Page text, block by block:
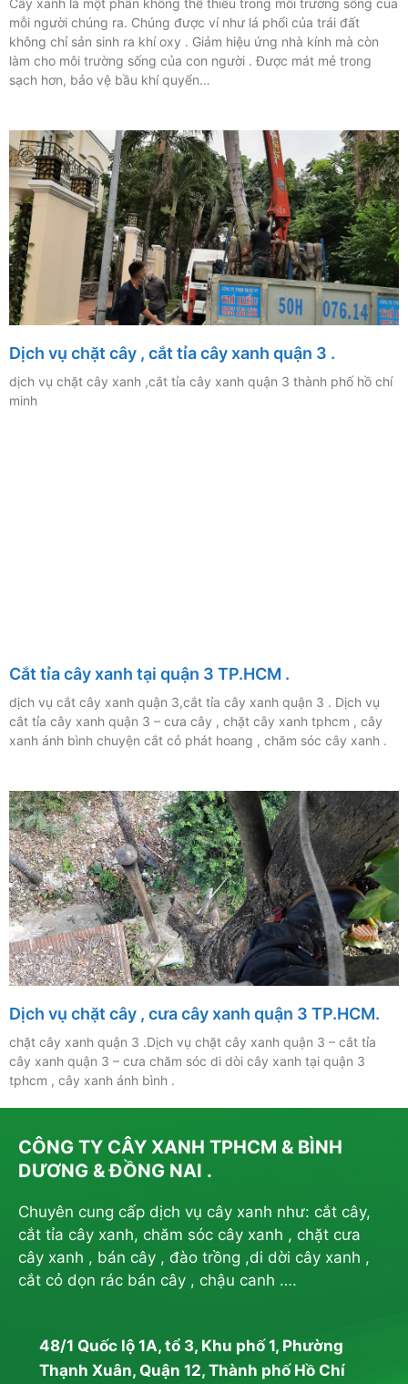
Cây xanh là một phần không thể thiếu trong môi trường sống của
mỗi người chúng ra. Chúng được ví như lá phổi của trái đất
không chỉ sản sinh ra khí oxy . Giảm hiệu ứng nhà kính mà còn
làm cho môi trường sống của con người . Được mát mẻ trong
sạch hơn, bảo vệ bầu khí quyển…
Dịch vụ chặt cây , cắt tỉa cây xanh quận 3 .
dịch vụ chặt cây xanh ,cắt tỉa cây xanh quận 3 thành phố hồ chí
minh
Cắt tỉa cây xanh tại quận 3 TP.HCM .
dịch vụ cắt cây xanh quận 3,cắt tỉa cây xanh quận 3 . Dịch vụ
cắt tỉa cây xanh quận 3 – cưa cây , chặt cây xanh tphcm , cây
xanh ánh bình chuyện cắt cỏ phát hoang , chăm sóc cây xanh .
Dịch vụ chặt cây , cưa cây xanh quận 3 TP.HCM.
chặt cây xanh quận 3 .Dịch vụ chặt cây xanh quận 3 – cắt tỉa
cây xanh quận 3 – cưa chăm sóc di dòi cây xanh tại quận 3
tphcm , cây xanh ánh bình .
CÔNG TY CÂY XANH TPHCM & BÌNH
DƯƠNG & ĐỒNG NAI .
Chuyên cung cấp dịch vụ cây xanh như: cắt cây,
cắt tỉa cây xanh, chăm sóc cây xanh , chặt cưa
cây xanh , bán cây , đào trồng ,di dời cây xanh ,
cắt cỏ dọn rác bán cây , chậu canh ….
48/1 Quốc lộ 1A, tổ 3, Khu phố 1, Phường
Thạnh Xuân, Quận 12, Thành phố Hồ Chí